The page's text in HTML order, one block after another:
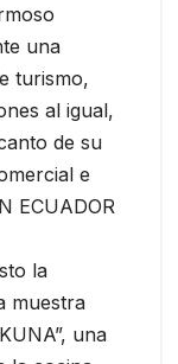
una
turismo,
al igual,
de su
e
ECUADOR
la
muestra
una